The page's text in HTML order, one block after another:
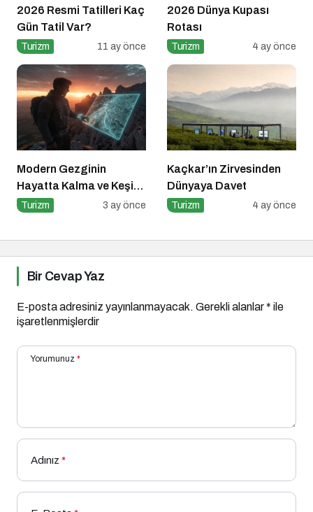
2026 Resmi Tatilleri Kaç
Gün Tatil Var?
Turizm 11 ay önce
2026 Dünya Kupası
Rotası
Turizm 4 ay önce
Modern Gezginin
Hayatta Kalma ve Keşif
Rehberi
Turizm 3 ay önce
Kaçkar’ın Zirvesinden
Dünyaya Davet
Turizm 4 ay önce
Bir Cevap Yaz
E-posta adresiniz yayınlanmayacak. Gerekli alanlar* ile
işaretlenmişlerdir
Yorumunuz *
Adınız *